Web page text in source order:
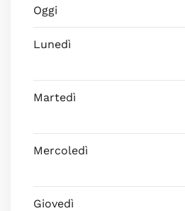
Oggi
Lunedì
Martedì
Mercoledì
Giovedì